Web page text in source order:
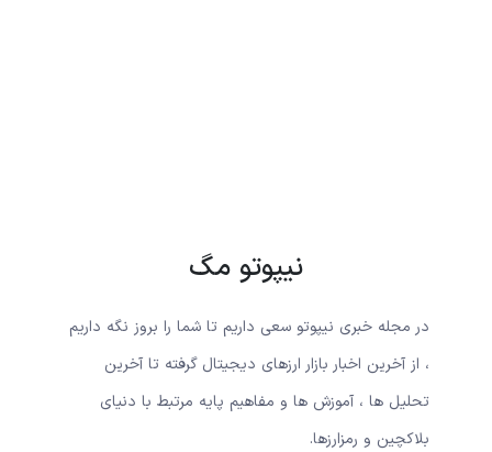
نیپوتو مگ
در مجله خبری نیپوتو سعی داریم تا شما را بروز نگه داریم
، از آخرین اخبار بازار ارزهای دیجیتال گرفته تا آخرین
تحلیل ها ، آموزش ها و مفاهیم پایه مرتبط با دنیای
بلاکچین و رمزارزها.